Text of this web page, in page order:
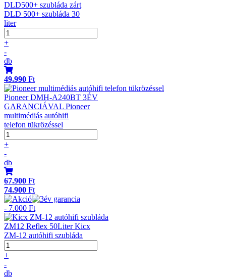
DLD500+ szubláda zárt
DLD 500+ szubláda 30
liter
+
-
db
49.990 Ft
Pioneer DMH-A240BT 3ÉV
GARANCIÁVAL Pioneer
multimédiás autóhifi
telefon tükrözéssel
+
-
db
67.900 Ft
74.900 Ft
- 7.000 Ft
ZM12 Reflex 50Liter Kicx
ZM-12 autóhifi szubláda
+
-
db